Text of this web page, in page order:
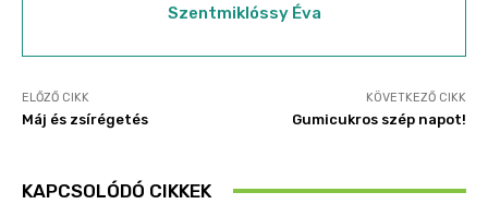
Szentmiklóssy Éva
ELŐZŐ CIKK
Máj és zsírégetés
KÖVETKEZŐ CIKK
Gumicukros szép napot!
KAPCSOLÓDÓ CIKKEK